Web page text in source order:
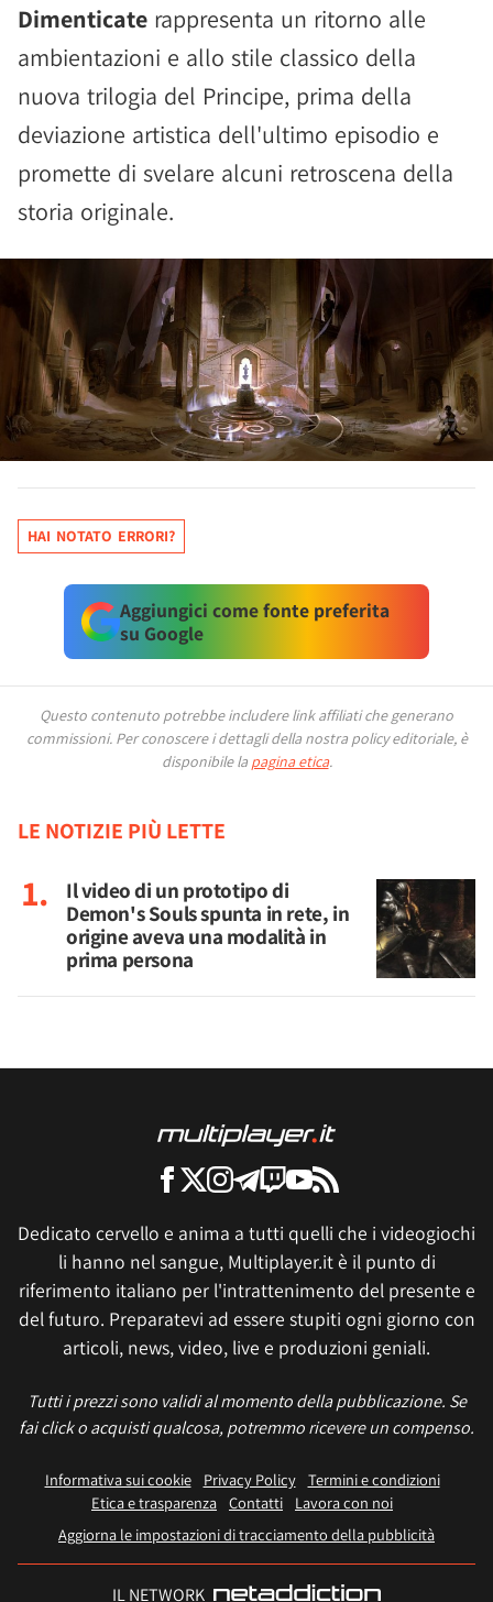
Dimenticate rappresenta un ritorno alle
ambientazioni e allo stile classico della
nuova trilogia del Principe, prima della
deviazione artistica dell'ultimo episodio e
promette di svelare alcuni retroscena della
storia originale.
HAI NOTATO ERRORI?
Aggiungici come fonte preferita
su Google
Questo contenuto potrebbe includere link affiliati che generano
commissioni. Per conoscere i dettagli della nostra policy editoriale, è
disponibile la pagina etica.
LE NOTIZIE PIÙ LETTE
Il video di un prototipo di
Demon's Souls spunta in rete, in
origine aveva una modalità in
prima persona
Dedicato cervello e anima a tutti quelli che i videogiochi
li hanno nel sangue, Multiplayer.it è il punto di
riferimento italiano per l'intrattenimento del presente e
del futuro. Preparatevi ad essere stupiti ogni giorno con
articoli, news, video, live e produzioni geniali.
Tutti i prezzi sono validi al momento della pubblicazione. Se
fai click o acquisti qualcosa, potremmo ricevere un compenso.
Informativa sui cookie Privacy Policy
Termini e condizioni
Etica e trasparenza Contatti
Lavora con noi
Aggiorna le impostazioni di tracciamento della pubblicità
IL NETWORK